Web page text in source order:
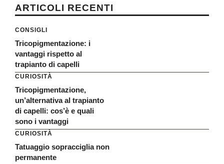
ARTICOLI RECENTI
CONSIGLI
Tricopigmentazione: i
vantaggi rispetto al
trapianto di capelli
CURIOSITÀ
Tricopigmentazione,
un’alternativa al trapianto
di capelli: cos’è e quali
sono i vantaggi
CURIOSITÀ
Tatuaggio sopracciglia non
permanente